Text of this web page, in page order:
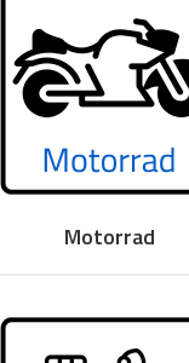
Motorrad